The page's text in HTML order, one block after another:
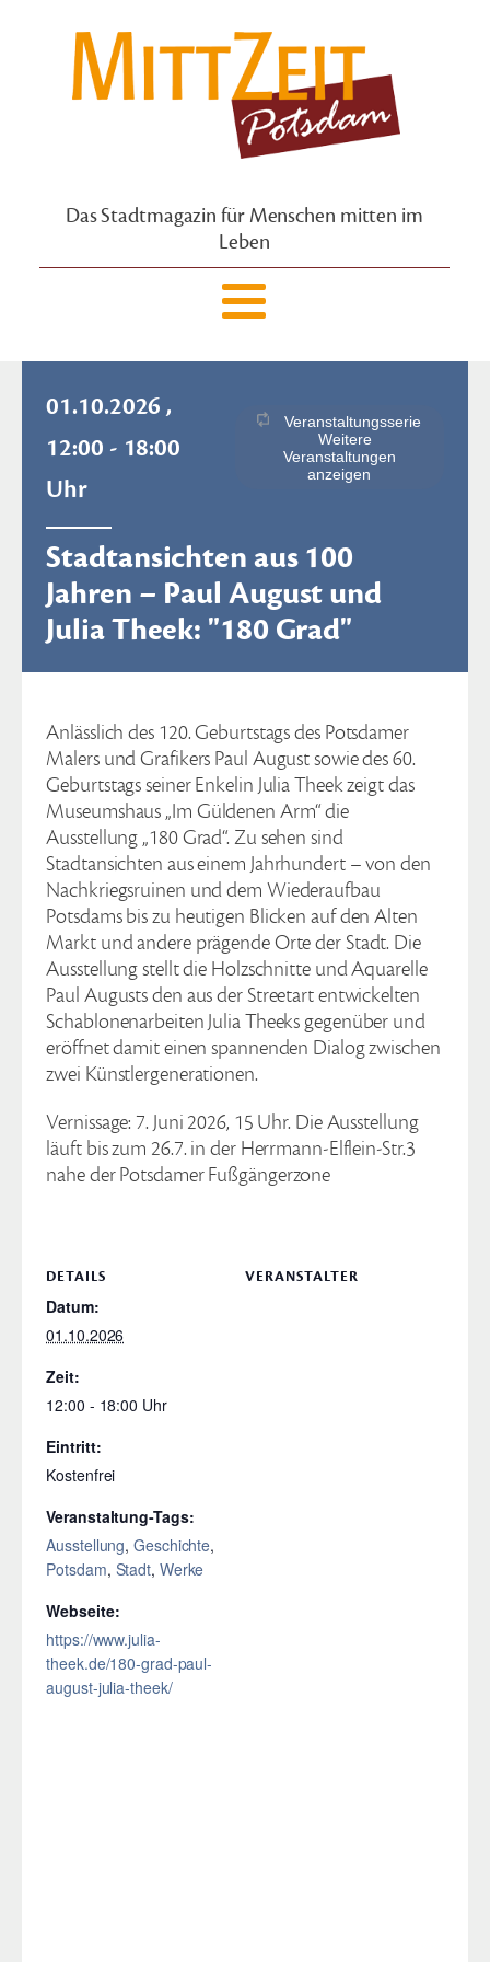
Das Stadtmagazin für Menschen mitten im
Leben
01.10.2026 ,
12:00 - 18:00
Uhr
Veranstaltungsserie
Weitere
Veranstaltungen
anzeigen
Stadtansichten aus 100
Jahren – Paul August und
Julia Theek: "180 Grad"
Anlässlich des 120. Geburtstags des Potsdamer
Malers und Grafikers Paul August sowie des 60.
Geburtstags seiner Enkelin Julia Theek zeigt das
Museumshaus „Im Güldenen Arm“ die
Ausstellung „180 Grad“. Zu sehen sind
Stadtansichten aus einem Jahrhundert – von den
Nachkriegsruinen und dem Wiederaufbau
Potsdams bis zu heutigen Blicken auf den Alten
Markt und andere prägende Orte der Stadt. Die
Ausstellung stellt die Holzschnitte und Aquarelle
Paul Augusts den aus der Streetart entwickelten
Schablonenarbeiten Julia Theeks gegenüber und
eröffnet damit einen spannenden Dialog zwischen
zwei Künstlergenerationen.
Vernissage: 7. Juni 2026, 15 Uhr. Die Ausstellung
läuft bis zum 26.7. in der Herrmann-Elflein-Str.3
nahe der Potsdamer Fußgängerzone
DETAILS
Datum:
01.10.2026
Zeit:
12:00 - 18:00
Eintritt:
Kostenfrei
Veranstaltung-Tags:
Ausstellung,Geschichte,
Potsdam, Stadt, Werke
Webseite:
https://www.julia-
theek.de/180-grad-paul-
august-julia-theek/
VERANSTALTER